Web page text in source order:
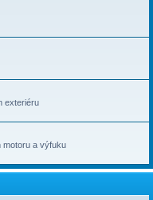
exteriéru
motoru a výfuku